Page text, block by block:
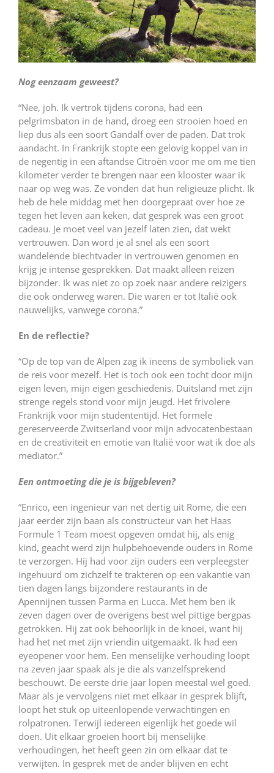
Nog eenzaam geweest?
“Nee, joh. Ik vertrok tijdens corona, had een
pelgrimsbaton in de hand, droeg een strooien hoed en
liep dus als een soort Gandalf over de paden. Dat trok
aandacht. In Frankrijk stopte een gelovig koppel van in
de negentig in een aftandse Citroën voor me om me tien
kilometer verder te brengen naar een klooster waar ik
naar op weg was. Ze vonden dat hun religieuze plicht. Ik
heb de hele middag met hen doorgepraat over hoe ze
tegen het leven aan keken, dat gesprek was een groot
cadeau. Je moet veel van jezelf laten zien, dat wekt
vertrouwen. Dan word je al snel als een soort
wandelende biechtvader in vertrouwen genomen en
krijg je intense gesprekken. Dat maakt alleen reizen
bijzonder. Ik was niet zo op zoek naar andere reizigers
die ook onderweg waren. Die waren er tot Italië ook
nauwelijks, vanwege corona.”
En de reflectie?
“Op de top van de Alpen zag ik ineens de symboliek van
de reis voor mezelf. Het is toch ook een tocht door mijn
eigen leven, mijn eigen geschiedenis. Duitsland met zijn
strenge regels stond voor mijn jeugd. Het frivolere
Frankrijk voor mijn studententijd. Het formele
gereserveerde Zwitserland voor mijn advocatenbestaan
en de creativiteit en emotie van Italië voor wat ik doe als
mediator.”
Een ontmoeting die je is bijgebleven?
“Enrico, een ingenieur van net dertig uit Rome, die een
jaar eerder zijn baan als constructeur van het Haas
Formule 1 Team moest opgeven omdat hij, als enig
kind, geacht werd zijn hulpbehoevende ouders in Rome
te verzorgen. Hij had voor zijn ouders een verpleegster
ingehuurd om zichzelf te trakteren op een vakantie van
tien dagen langs bijzondere restaurants in de
Apennijnen tussen Parma en Lucca. Met hem ben ik
zeven dagen over de overigens best wel pittige bergpas
getrokken. Hij zat ook behoorlijk in de knoei, want hij
had het net met zijn vriendin uitgemaakt. Ik had een
eyeopener voor hem. Een menselijke verhouding loopt
na zeven jaar spaak als je die als vanzelfsprekend
beschouwt. De eerste drie jaar lopen meestal wel goed.
Maar als je vervolgens niet met elkaar in gesprek blijft,
loopt het stuk op uiteenlopende verwachtingen en
rolpatronen. Terwijl iedereen eigenlijk het goede wil
doen. Uit elkaar groeien hoort bij menselijke
verhoudingen, het heeft geen zin om elkaar dat te
verwijten. In gesprek met de ander blijven en echt